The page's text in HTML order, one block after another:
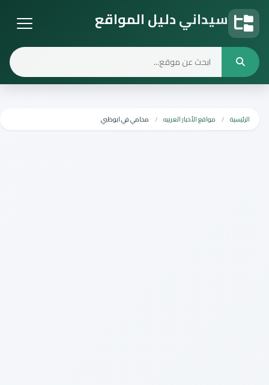
سيداني دليل المواقع
الرئيسية مواقع الأخبار العربيه محامي في ابوظبي